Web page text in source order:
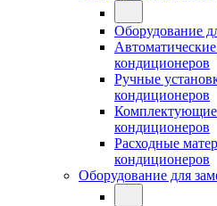
Оборудование
кондиционеров
Ручные
кондиционеров
Комплектующие
кондиционеров
Расходные
кондиционеров
Оборудование для